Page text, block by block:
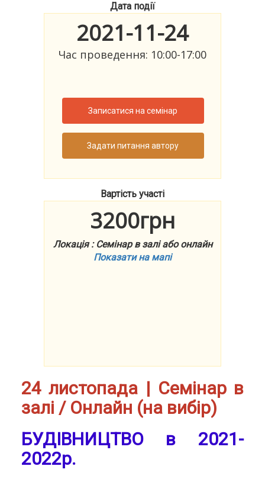
Дата події
2021-11-24
Час проведення: 10:00-17:00
Записатися на семінар
Задати питання автору
Вартість участі
3200грн
Локація : Семінар в залі або онлайн
Показати на мапі
24 листопада | Семінар в
залі / Онлайн (на вибір)
БУДІВНИЦТВО в 2021-
2022р.